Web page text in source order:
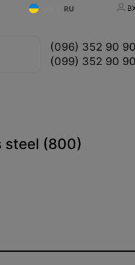
RU
(096) 352 90 90
(099) 352 90 90
steel (800)